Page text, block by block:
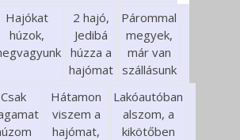
Hajókat
húzok,
2 hajó,
Jedibá
húzza a
hajómat
Párommal
megyek,
már van
szállásunk
Csak
Hátamon
viszem a
hajómat,
Lakóautóban
alszom, a
kikötőben